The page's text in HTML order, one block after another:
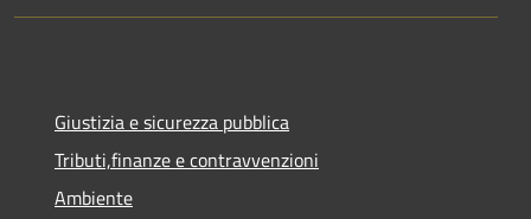
Giustizia e sicurezza pubblica
Tributi,finanze e contravvenzioni
Ambiente